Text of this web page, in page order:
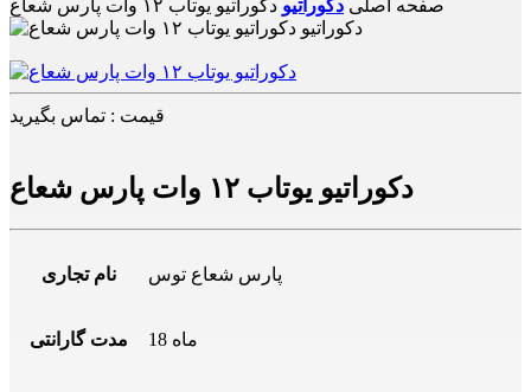
صفحه اصلی دکوراتیو دکوراتیو یوتاب ۱۲ وات پارس شعاع
قیمت : تماس بگیرید
دکوراتیو یوتاب ۱۲ وات پارس شعاع
نام تجاری پارس شعاع توس
مدت گارانتی 18 ماه